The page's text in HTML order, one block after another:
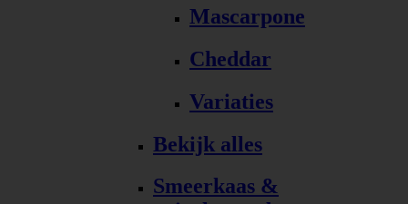
Mascarpone
Cheddar
Variaties
Bekijk alles
Smeerkaas &